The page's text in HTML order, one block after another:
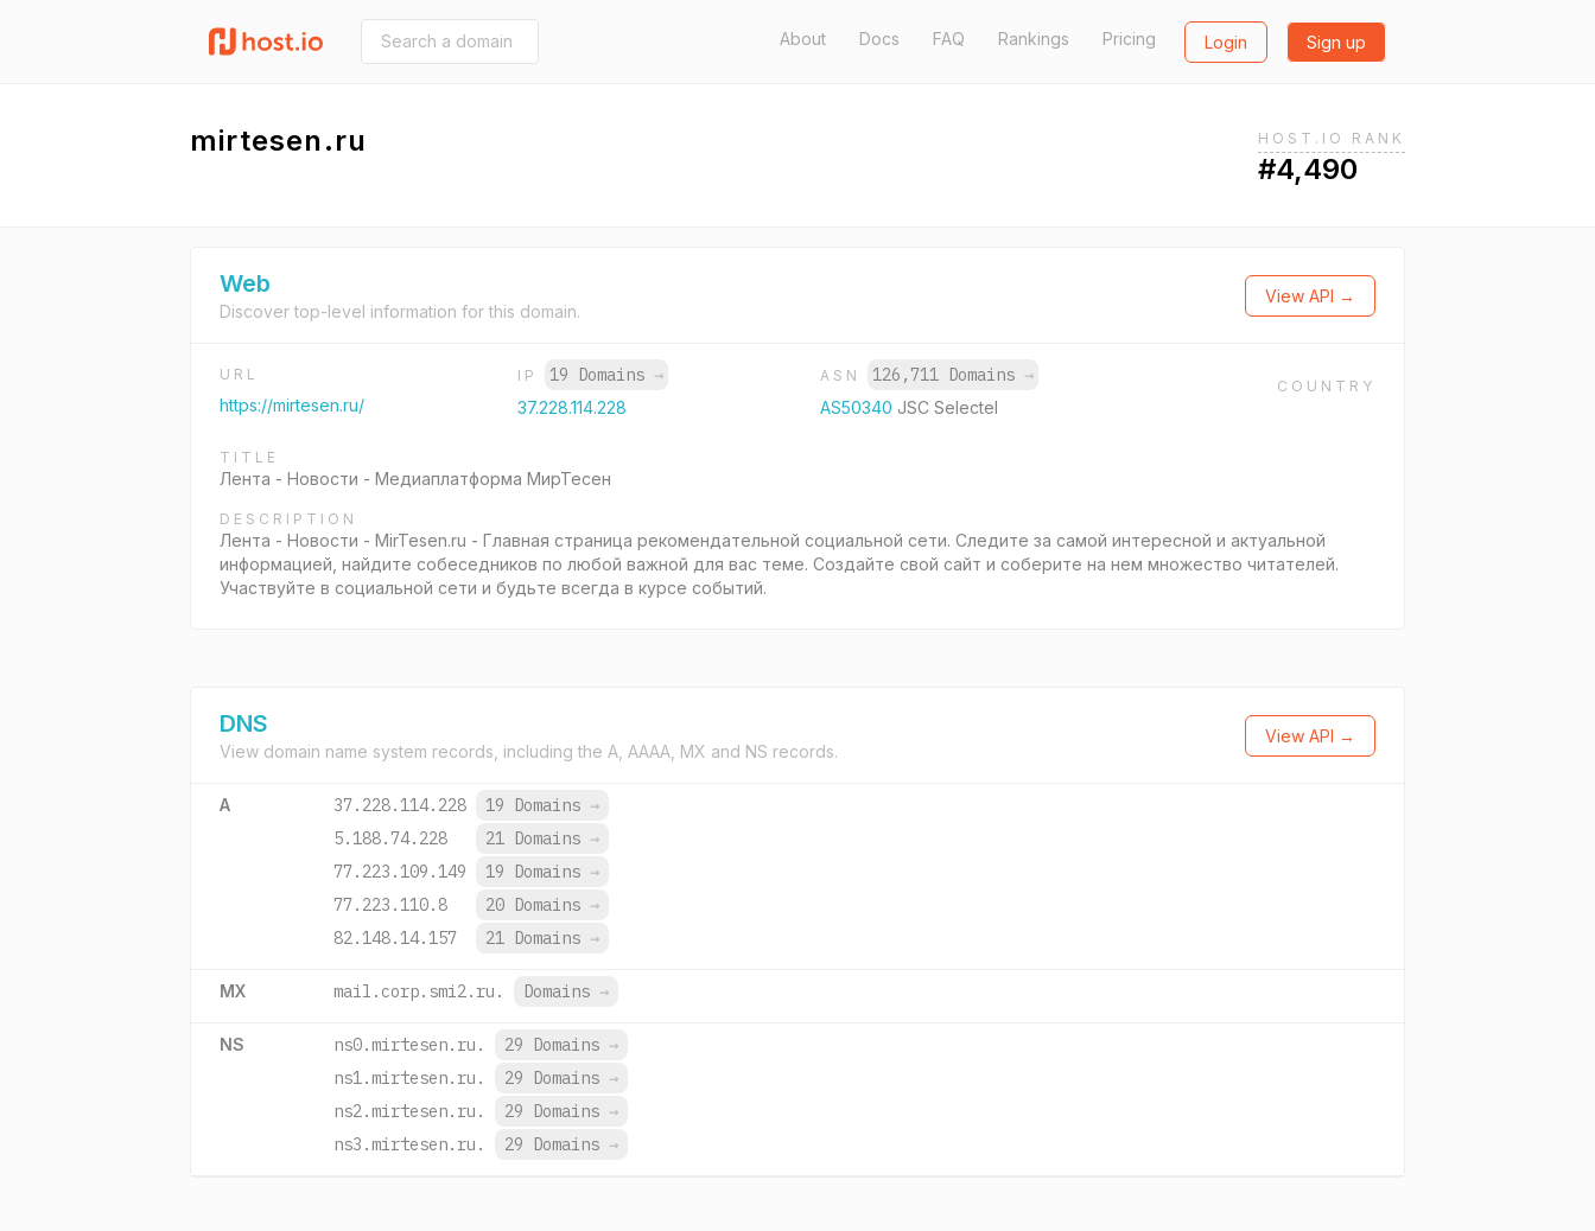
About Docs FAQ Rankings Pricing Login Sign up
mirtesen.ru HOST.IO RANK
#4,490
Web
Discover top-level information for this domain.
View API →
URL
https://mirtesen.ru/
IP 19 Domains →
37.228.114.228
ASN 126,711 Domains →
AS50340 JSC Selectel
COUNTRY
TITLE
Лента - Новости - Медиаплатформа МирТесен
DESCRIPTION
Лента - Новости - MirTesen.ru - Главная страница рекомендательной социальной сети. Следите за самой интересной и актуальной
информацией, найдите собеседников по любой важной для вас теме. Создайте свой сайт и соберите на нем множество читателей.
Участвуйте в социальной сети и будьте всегда в курсе событий.
DNS
View domain name system records, including the A, AAAA, MX and NS records.
View API →
A 37.228.114.228 19 Domains →
5.188.74.228
21 Domains →
77.223.109.149
19 Domains →
77.223.110.8
20 Domains →
82.148.14.157
21 Domains →
MX mail.corp.smi2.ru. Domains →
NS ns0.mirtesen.ru. 29 Domains →
ns1.mirtesen.ru.
29 Domains →
ns2.mirtesen.ru.
29 Domains →
ns3.mirtesen.ru.
29 Domains →